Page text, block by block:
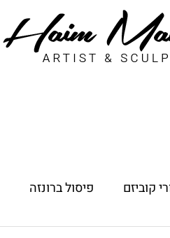
קוביזם פיסול ברונזה